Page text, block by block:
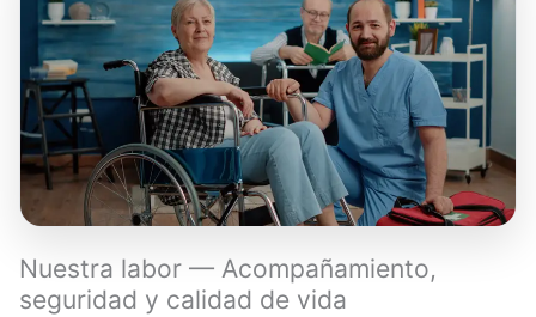
Nuestra labor — Acompañamiento,
seguridad y calidad de vida